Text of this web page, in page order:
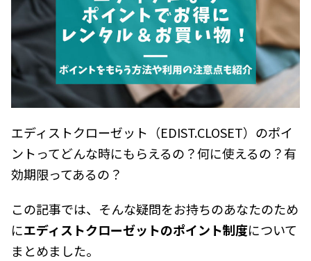
エディストクローゼット（EDIST.CLOSET）のポイ
ントってどんな時にもらえるの？何に使えるの？有
効期限ってあるの？
この記事では、そんな疑問をお持ちのあなたのため
にエディストクローゼットのポイント制度について
まとめました。